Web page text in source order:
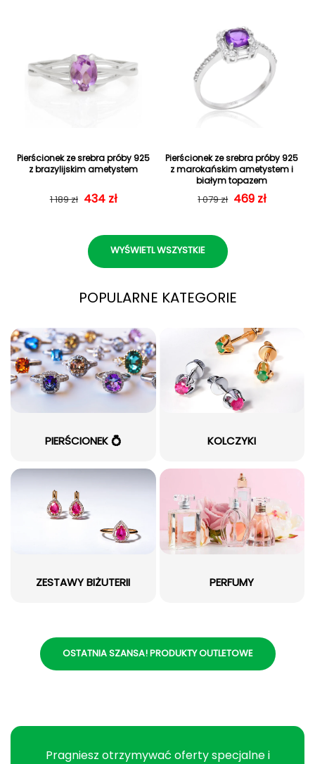
Pierścionek ze srebra próby 925
z brazylijskim ametystem
Cena regularna
1 189 zł Cena sprzedaży
434 zł
Pierścionek ze srebra próby 925
z marokańskim ametystem i
białym topazem
Cena
1 079 zł Cena
469 zł
WYŚWIETL WSZYSTKIE
POPULARNE KATEGORIE
PIERŚCIONEK 💍 KOLCZYKI
ZESTAWY BIŻUTERII PERFUMY
OSTATNIA SZANSA! PRODUKTY OUTLETOWE
Pragniesz otrzymywać oferty specjalne i